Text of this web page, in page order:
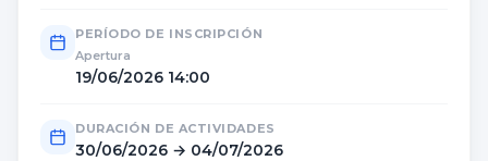
PERÍODO DE INSCRIPCIÓN
Apertura
19/06/2026 14:00
DURACIÓN DE ACTIVIDADES
30/06/2026 → 04/07/2026